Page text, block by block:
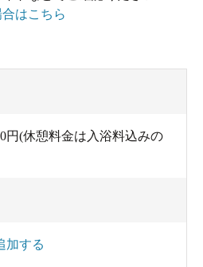
はこちら
円(休憩料金は入浴料込みの
加する